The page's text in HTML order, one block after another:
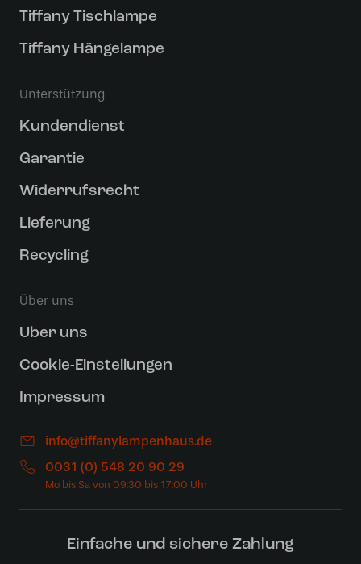
Tiffany Tischlampe
Tiffany Hängelampe
Unterstützung
Kundendienst
Garantie
Widerrufsrecht
Lieferung
Recycling
Über uns
Uber uns
Cookie-Einstellungen
Impressum
info@tiffanylampenhaus.de
0031 (0) 548 20 90 29
Einfache und sichere Zahlung